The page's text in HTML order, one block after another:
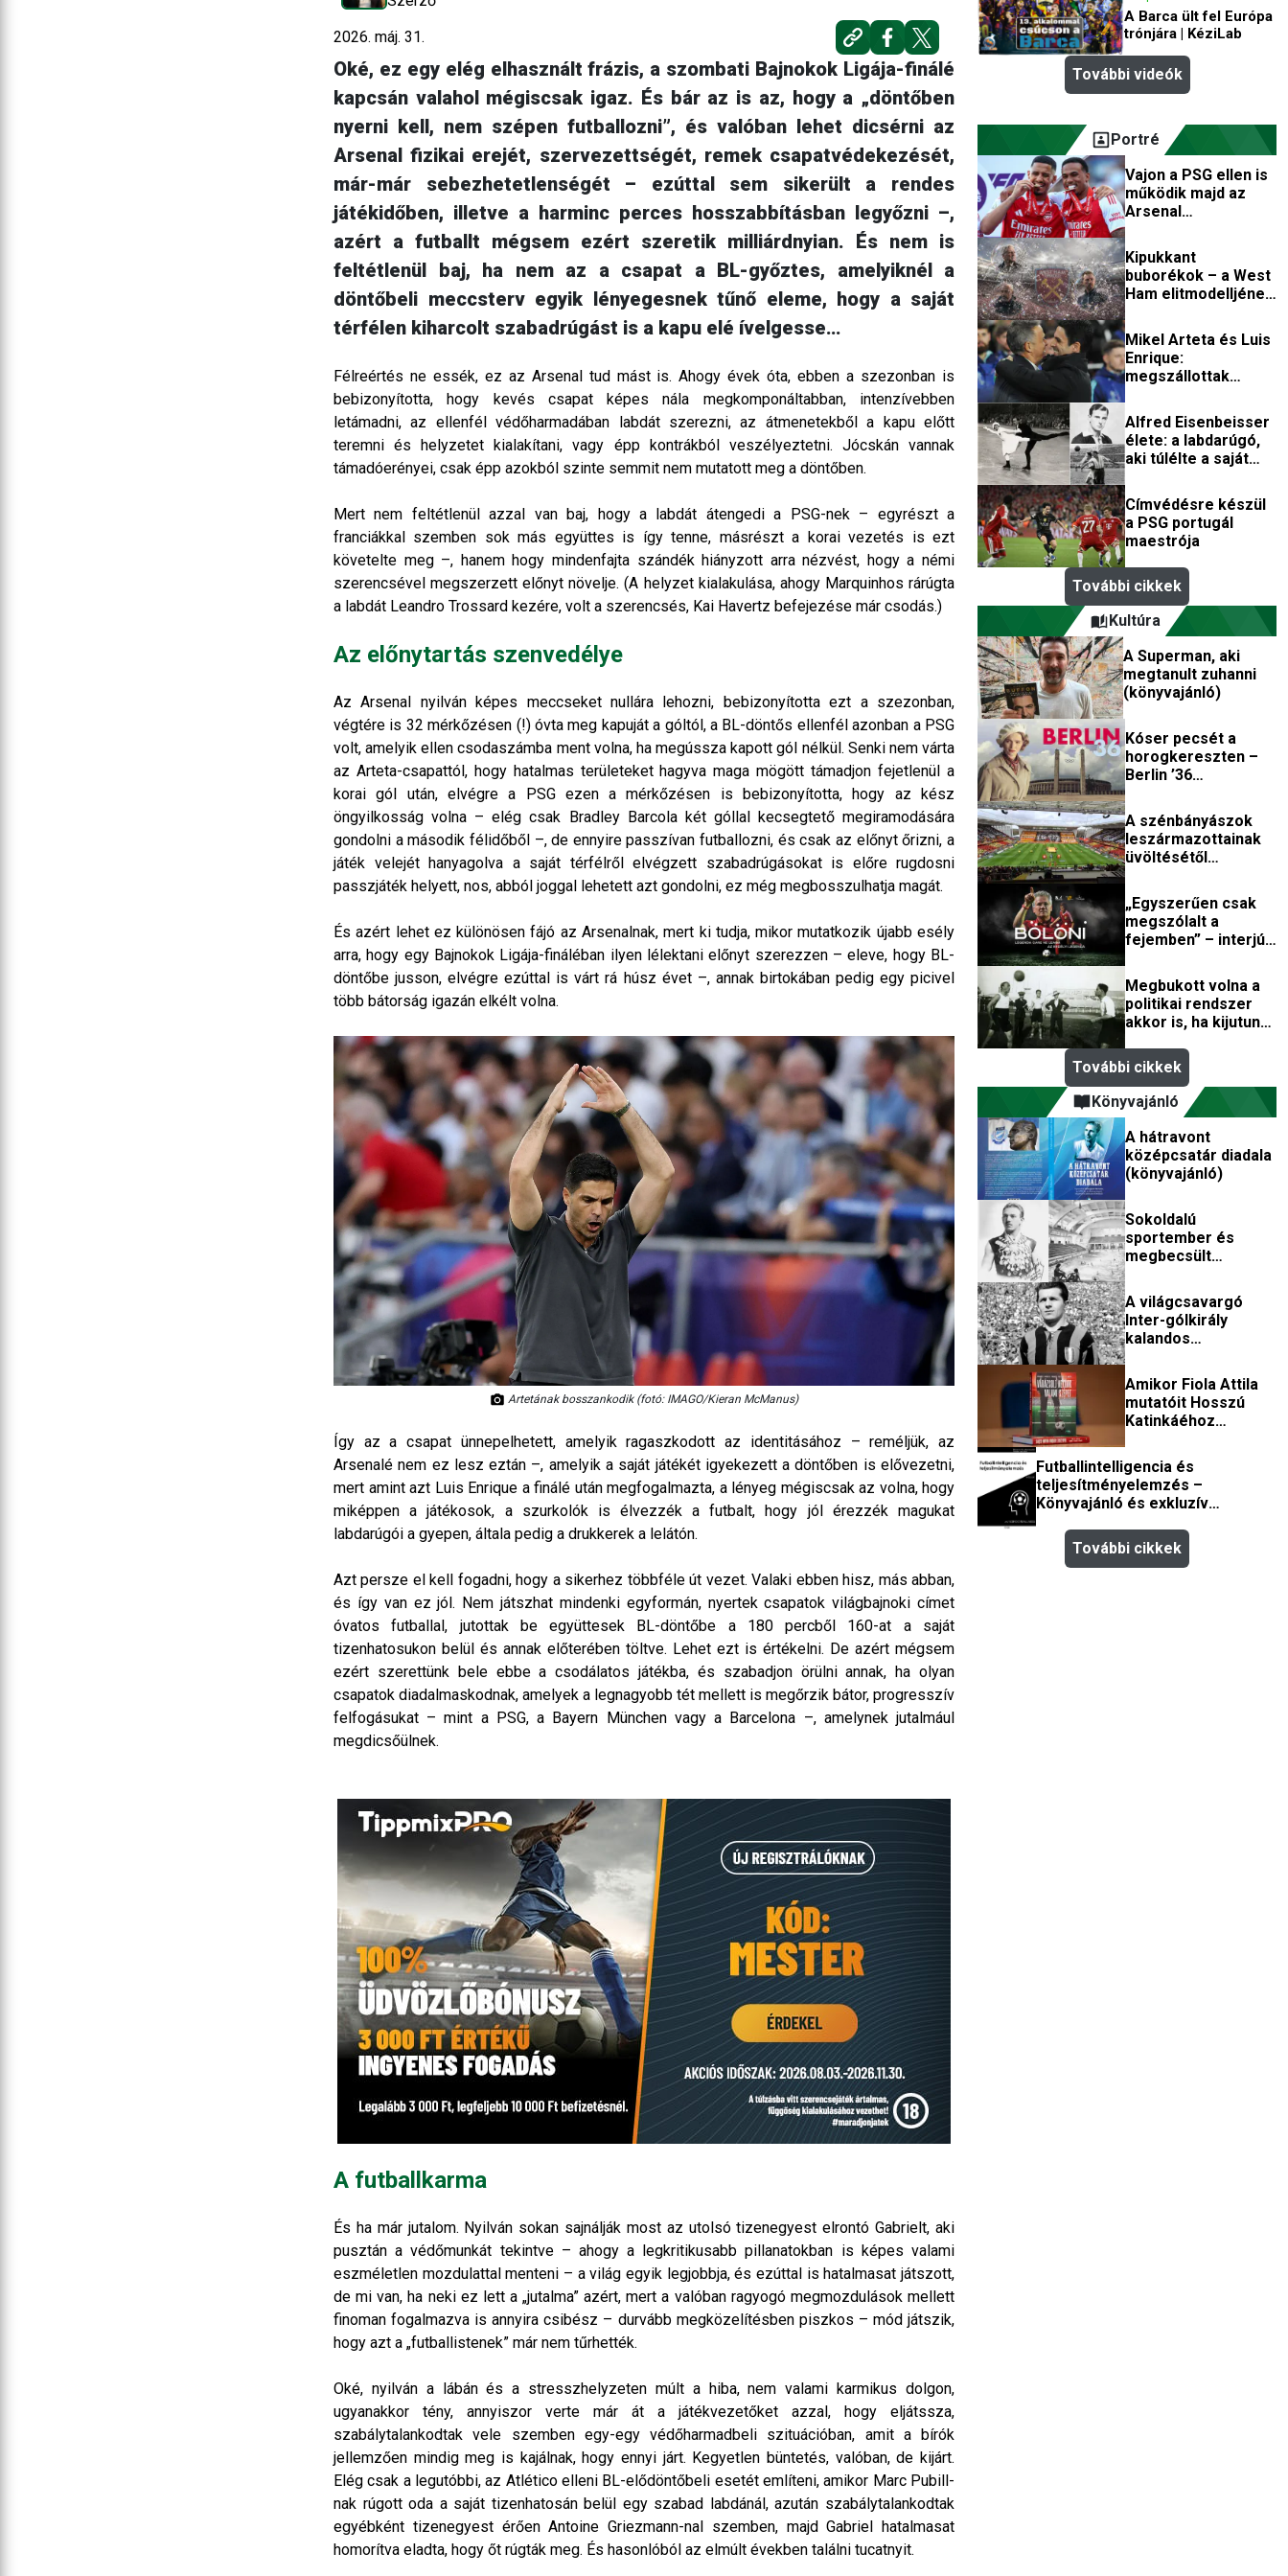
2026. máj. 31.
Oké, ez egy elég elhasznált frázis, a szombati Bajnokok Ligája-finálé
kapcsán valahol mégiscsak igaz. És bár az is az, hogy a „döntőben
nyerni kell, nem szépen futballozni”, és valóban lehet dicsérni az
Arsenal fizikai erejét, szervezettségét, remek csapatvédekezését,
már-már sebezhetetlenségét – ezúttal sem sikerült a rendes
játékidőben, illetve a harminc perces hosszabbításban legyőzni –,
azért a futballt mégsem ezért szeretik milliárdnyian. És nem is
feltétlenül baj, ha nem az a csapat a BL-győztes, amelyiknél a
döntőbeli meccsterv egyik lényegesnek tűnő eleme, hogy a saját
térfélen kiharcolt szabadrúgást is a kapu elé ívelgesse…
Félreértés ne essék, ez az Arsenal tud mást is. Ahogy évek óta, ebben a szezonban is
bebizonyította, hogy kevés csapat képes nála megkomponáltabban, intenzívebben
letámadni, az ellenfél védőharmadában labdát szerezni, az átmenetekből a kapu előtt
teremni és helyzetet kialakítani, vagy épp kontrákból veszélyeztetni. Jócskán vannak
támadóerényei, csak épp azokból szinte semmit nem mutatott meg a döntőben.
Mert nem feltétlenül azzal van baj, hogy a labdát átengedi a PSG-nek – egyrészt a
franciákkal szemben sok más együttes is így tenne, másrészt a korai vezetés is ezt
követelte meg –, hanem hogy mindenfajta szándék hiányzott arra nézvést, hogy a némi
szerencsével megszerzett előnyt növelje. (A helyzet kialakulása, ahogy Marquinhos rárúgta
a labdát Leandro Trossard kezére, volt a szerencsés, Kai Havertz befejezése már csodás.)
Az előnytartás szenvedélye
Az Arsenal nyilván képes meccseket nullára lehozni, bebizonyította ezt a szezonban,
végtére is 32 mérkőzésen (!) óvta meg kapuját a góltól, a BL-döntős ellenfél azonban a PSG
volt, amelyik ellen csodaszámba ment volna, ha megússza kapott gól nélkül. Senki nem várta
az Arteta-csapattól, hogy hatalmas területeket hagyva maga mögött támadjon fejetlenül a
korai gól után, elvégre a PSG ezen a mérkőzésen is bebizonyította, hogy az kész
öngyilkosság volna – elég csak Bradley Barcola két góllal kecsegtető megiramodására
gondolni a második félidőből –, de ennyire passzívan futballozni, és csak az előnyt őrizni, a
játék velejét hanyagolva a saját térfélről elvégzett szabadrúgásokat is előre rugdosni
passzjáték helyett, nos, abból joggal lehetett azt gondolni, ez még megbosszulhatja magát.
És azért lehet ez különösen fájó az Arsenalnak, mert ki tudja, mikor mutatkozik újabb esély
arra, hogy egy Bajnokok Ligája-fináléban ilyen lélektani előnyt szerezzen – eleve, hogy BL-
döntőbe jusson, elvégre ezúttal is várt rá húsz évet –, annak birtokában pedig egy picivel
több bátorság igazán elkélt volna.
Artetának bosszankodik (fotó: IMAGO/Kieran McManus)
Így az a csapat ünnepelhetett, amelyik ragaszkodott az identitásához – reméljük, az
Arsenalé nem ez lesz eztán –, amelyik a saját játékét igyekezett a döntőben is elővezetni,
mert amint azt Luis Enrique a finálé után megfogalmazta, a lényeg mégiscsak az volna, hogy
miképpen a játékosok, a szurkolók is élvezzék a futbalt, hogy jól érezzék magukat
labdarúgói a gyepen, általa pedig a drukkerek a lelátón.
Azt persze el kell fogadni, hogy a sikerhez többféle út vezet. Valaki ebben hisz, más abban,
és így van ez jól. Nem játszhat mindenki egyformán, nyertek csapatok világbajnoki címet
óvatos futballal, jutottak be együttesek BL-döntőbe a 180 percből 160-at a saját
tizenhatosukon belül és annak előterében töltve. Lehet ezt is értékelni. De azért mégsem
ezért szerettünk bele ebbe a csodálatos játékba, és szabadjon örülni annak, ha olyan
csapatok diadalmaskodnak, amelyek a legnagyobb tét mellett is megőrzik bátor, progresszív
felfogásukat – mint a PSG, a Bayern München vagy a Barcelona –, amelynek jutalmául
megdicsőülnek.
A futballkarma
És ha már jutalom. Nyilván sokan sajnálják most az utolsó tizenegyest elrontó Gabrielt, aki
pusztán a védőmunkát tekintve – ahogy a legkritikusabb pillanatokban is képes valami
eszméletlen mozdulattal menteni – a világ egyik legjobbja, és ezúttal is hatalmasat játszott,
de mi van, ha neki ez lett a „jutalma” azért, mert a valóban ragyogó megmozdulások mellett
finoman fogalmazva is annyira csibész – durvább megközelítésben piszkos – mód játszik,
hogy azt a „futballistenek” már nem tűrhették.
Oké, nyilván a lábán és a stresszhelyzeten múlt a hiba, nem valami karmikus dolgon,
ugyanakkor tény, annyiszor verte már át a játékvezetőket azzal, hogy eljátssza,
szabálytalankodtak vele szemben egy-egy védőharmadbeli szituációban, amit a bírók
jellemzően mindig meg is kajálnak, hogy ennyi járt. Kegyetlen büntetés, valóban, de kijárt.
Elég csak a legutóbbi, az Atlético elleni BL-elődöntőbeli esetét említeni, amikor Marc Pubill-
nak rúgott oda a saját tizenhatosán belül egy szabad labdánál, azután szabálytalankodtak
egyébként tizenegyest érően Antoine Griezmann-nal szemben, majd Gabriel hatalmasat
homorítva eladta, hogy őt rúgták meg. És hasonlóból az elmúlt években találni tucatnyit.
A Barca ült fel Európa
trónjára | KéziLab
További videók
Portré
Vajon a PSG ellen is
működik majd az
Arsenal
betonvédekezése?
Kipukkant
buborékok – a West
Ham elitmodelljének
totális csődje
Mikel Arteta és Luis
Enrique:
megszállottak
Alfred Eisenbeisser
élete: a labdarúgó,
aki túlélte a saját
világbajnokság után
Címvédésre készül
a PSG portugál
maestrója
További cikkek
Kultúra
A Superman, aki
megtanult zuhanni
(könyvajánló)
Kóser pecsét a
horogkereszten –
Berlin ’36
(filmkritika)
A szénbányászok
leszármazottainak
üvöltésétől
remegnek a stadion
falai
„Egyszerűen csak
megszólalt a
fejemben” – interjú
a Bölöni-film
zeneszerzőjével
Megbukott volna a
politikai rendszer
akkor is, ha kijutunk
További cikkek
Könyvajánló
A hátravont
középcsatár diadala
(könyvajánló)
Sokoldalú
sportember és
megbecsült
műépítész volt az
első magyar olimpiai
bajnok (könyvajánló)
A világcsavargó
Inter-gólkirály
kalandos
élettörténete
(könyvajánló)
Amikor Fiola Attila
mutatóit Hosszú
Katinkáéhoz
(könyvajánló)
Futballintelligencia és
teljesítményelemzés –
Könyvajánló és exkluzív
További cikkek